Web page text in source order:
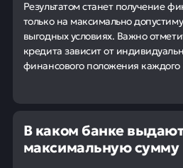
Результатом станет получение
только на максимально
выгодных условиях. Важно
кредита зависит от
финансового положения
В каком банке
максимальную сумму